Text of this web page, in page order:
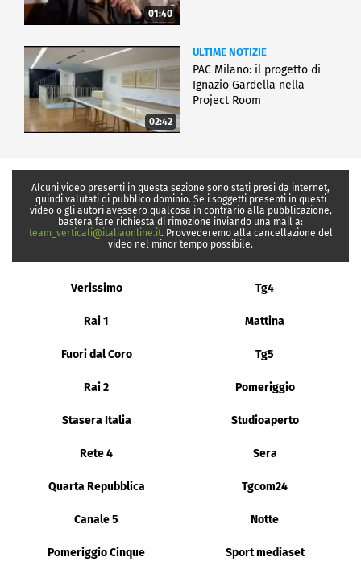
01:40
02:42
ULTIME NOTIZIE
PAC Milano: il progetto di
Ignazio Gardella nella
Project Room
Alcuni video presenti in questa sezione sono stati presi da internet,
quindi valutati di pubblico dominio. Se i soggetti presenti in questi
video o gli autori avessero qualcosa in contrario alla pubblicazione,
basterà fare richiesta di rimozione inviando una mail a:
team_verticali@italiaonline.it. Provvederemo alla cancellazione del
video nel minor tempo possibile.
Verissimo Tg4
Rai 1 Mattina
Fuori dal Coro Tg5
Rai 2 Pomeriggio
Stasera Italia Studioaperto
Rete 4 Sera
Quarta Repubblica Tgcom24
Canale 5 Notte
Pomeriggio Cinque Sport mediaset